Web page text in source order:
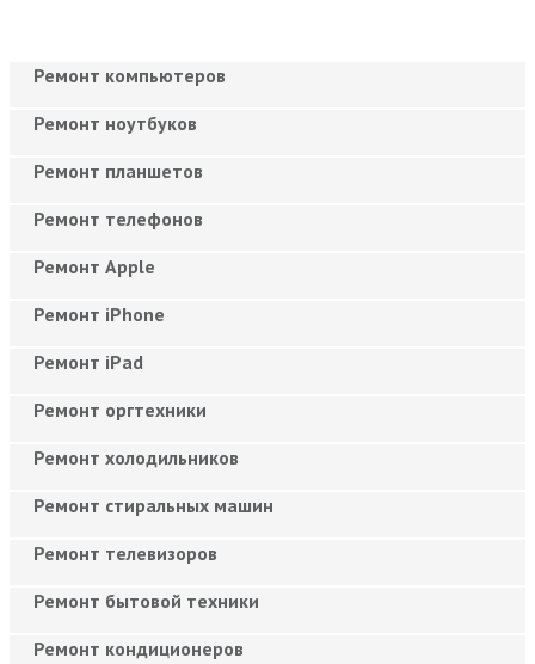
Ремонт компьютеров
Ремонт ноутбуков
Ремонт планшетов
Ремонт телефонов
Ремонт Apple
Ремонт iPhone
Ремонт iPad
Ремонт оргтехники
Ремонт холодильников
Ремонт стиральных машин
Ремонт телевизоров
Ремонт бытовой техники
Ремонт кондиционеров